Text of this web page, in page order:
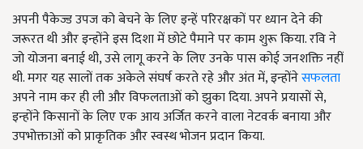
अपनी पैकेज्ड उपज को बेचने के लिए इन्हें परिरक्षकों पर ध्यान देने की
जरूरत थी और इन्होंने इस दिशा में छोटे पैमाने पर काम शुरू किया. रवि ने
जो योजना बनाई थी, उसे लागू करने के लिए उनके पास कोई जनशक्ति नहीं
थी. मगर यह सालों तक अकेले संघर्ष करते रहे और अंत में, इन्होंनेसफलता
अपने नाम कर ही ली और विफलताओं को झुका दिया. अपने प्रयासों से,
इन्होंने किसानों के लिए एक आय अर्जित करने वाला नेटवर्क बनाया और
उपभोक्ताओं को प्राकृतिक और स्वस्थ भोजन प्रदान किया.